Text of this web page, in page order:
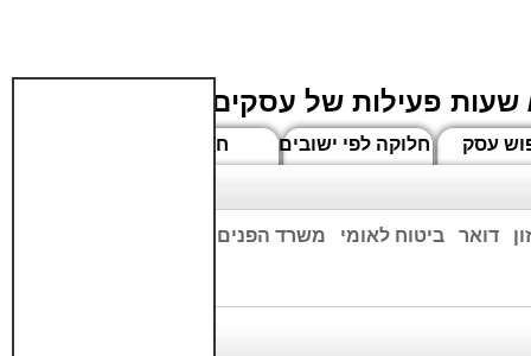
פעילות של עסקים
חדשים חלוקה לפי ישובים עסק
משרד הפנים ביטוח לאומי דואר